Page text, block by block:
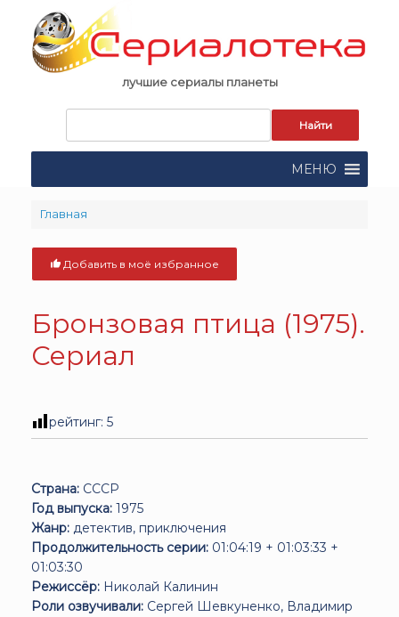
content
лучшие сериалы планеты
поиска:
МЕНЮ
Главная
Добавить в моё избранное
Бронзовая птица (1975).
Сериал
рейтинг: 5
Страна: СССР
Год выпуска: 1975
Жанр: детектив, приключения
Продолжительность серии: 01:04:19 + 01:03:33 +
01:03:30
Режиссёр: Николай Калинин
Роли озвучивали: Сергей Шевкуненко, Владимир